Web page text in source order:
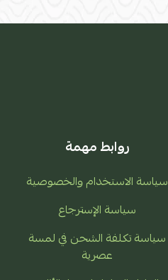
روابط مهمة
سياسة الاستخدام والخصوصية
سياسة الإسترجاع
سياسة تكلفة الشحن في لمسة
عصرية